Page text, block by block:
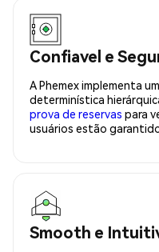
Confiavel e
A Phemex implementa
determinística
prova de reservas para
usuários estão
Smooth e